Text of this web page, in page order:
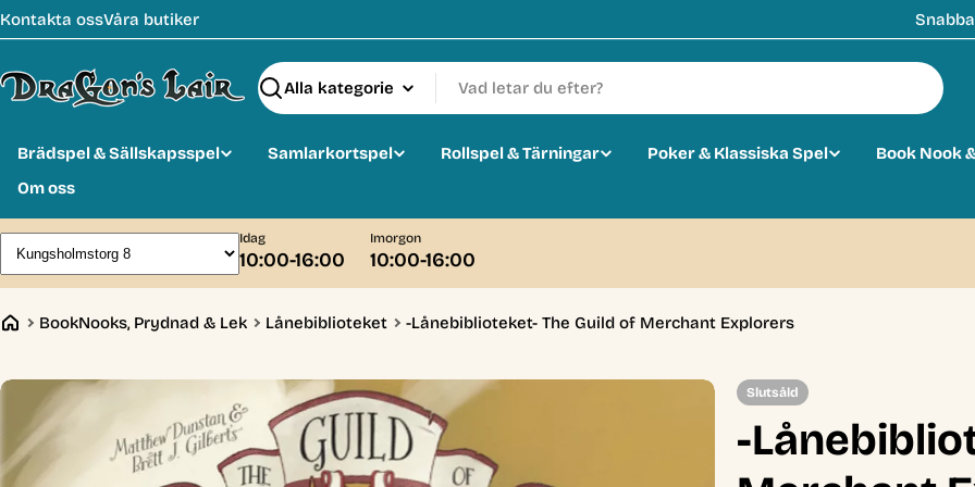
Hoppa
till
Kontakta ossVåra butiker
Sök
Brädspel & Sällskapsspel Samlarkortspel Rollspel & Tärningar Poker & Klassiska Spel Book Nook
Om oss
Idag
10:00-16:00
Imorgon
10:00-16:00
BookNooks, Prydnad & Lek Lånebiblioteket -Lånebiblioteket- The Guild of Merchant Explorers
Slutsåld
-